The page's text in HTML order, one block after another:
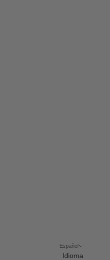
Español
Idioma